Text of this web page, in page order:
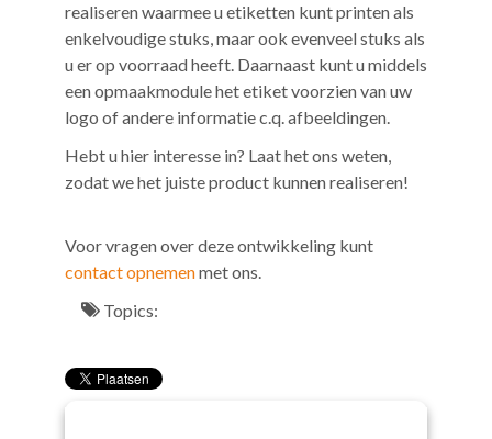
realiseren waarmee u etiketten kunt printen als
enkelvoudige stuks, maar ook evenveel stuks als
u er op voorraad heeft. Daarnaast kunt u middels
een opmaakmodule het etiket voorzien van uw
logo of andere informatie c.q. afbeeldingen.
Hebt u hier interesse in? Laat het ons weten,
zodat we het juiste product kunnen realiseren!
Voor vragen over deze ontwikkeling kunt
contact opnemenmet ons.
Topics: